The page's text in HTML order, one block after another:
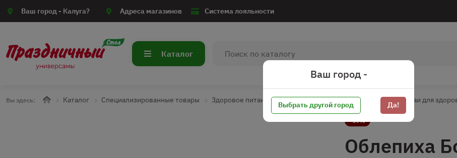
Ваш город - Калуга? Адреса магазинов Система лояльности
Каталог
Вы здесь: Каталог Специализированные товары Здоровое питание* Напитки для здорового питания* Чаи для
-19%
Облепиха
Ваш город -
Выбрать другой город Да!